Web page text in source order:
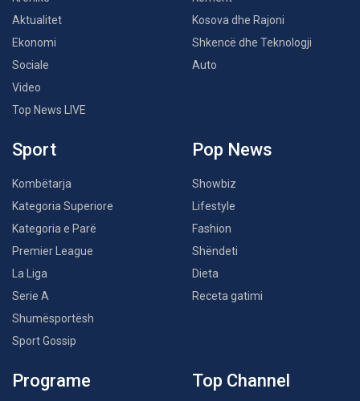
Aktualitet
Ekonomi
Sociale
Video
Top News LIVE
Kosova dhe Rajoni
Shkencë dhe Teknologji
Auto
Sport
Kombëtarja
Kategoria Superiore
Kategoria e Parë
Premier League
La Liga
Serie A
Shumësportësh
Sport Gossip
Pop News
Showbiz
Lifestyle
Fashion
Shëndeti
Dieta
Receta gatimi
Programe Top Channel